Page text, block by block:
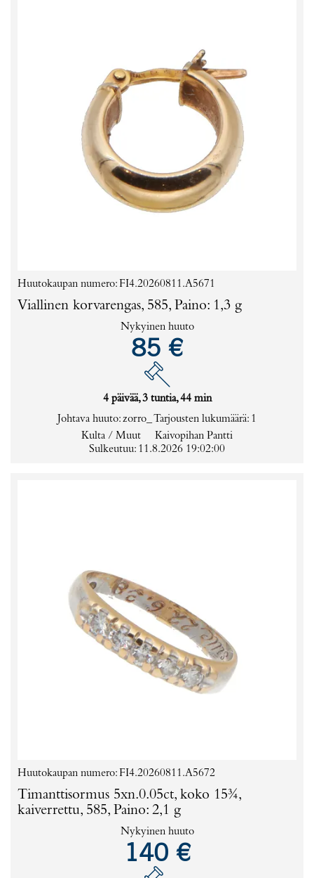
Huutokaupan numero: FI4.20260811.A5671
Viallinen korvarengas, 585, Paino: 1,3 g
Nykyinen huuto
85 €
4 päivää, 3 tuntia, 44 min
Johtava huuto:zorro_ Tarjousten lukumäärä: 1
Kulta / Muut
Kaivopihan Pantti
Sulkeutuu: 11.8.2026 19:02:00
Huutokaupan numero: FI4.20260811.A5672
Timanttisormus 5xn.0.05ct, koko 15¾,
kaiverrettu, 585, Paino: 2,1 g
Nykyinen huuto
140 €